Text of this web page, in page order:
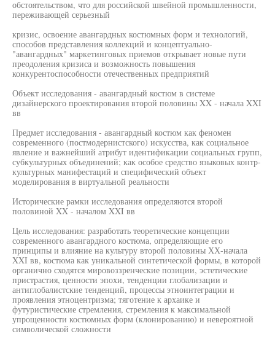
обстоятельством, что для российской швейной промышленности,
переживающей серьезный
кризис, освоение авангардных костюмных форм и технологий,
способов представления коллекций и концептуально-
"авангардных" маркетинговых приемов открывает новые пути
преодоления кризиса и возможность повышения
конкурентоспособности отечественных предприятий
Объект исследования - авангардный костюм в системе
дизайнерского проектирования второй половины XX - начала XXI
вв
Предмет исследования - авангардный костюм как феномен
современного (постмодернистского) искусства, как социальное
явление и важнейший атрибут идентификации социальных групп,
субкультурных объединений; как особое средство языковых контр-
культурных манифестаций и специфический объект
моделирования в виртуальной реальности
Исторические рамки исследования определяются второй
половиной XX - началом XXI вв
Цель исследования: разработать теоретические концепции
современного авангардного костюма, определяющие его
принципы и влияние на культуру второй половины ХХ-начала
XXI вв, костюма как уникальной синтетической формы, в которой
органично сходятся мировоззренческие позиции, эстетические
пристрастия, ценности эпохи, тенденции глобализации и
антиглобалистские тенденций, процессы этноинтеграции и
проявления этноцентризма; тяготение к архаике и
футуристические стремления, стремления к максимальной
упрощенности костюмных форм (клонированию) и невероятной
символической сложности